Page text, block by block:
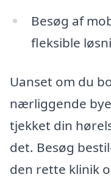
Besøg af
fleksible
Uanset om du
nærliggende
tjekket din
det. Besøg
den rette klinik